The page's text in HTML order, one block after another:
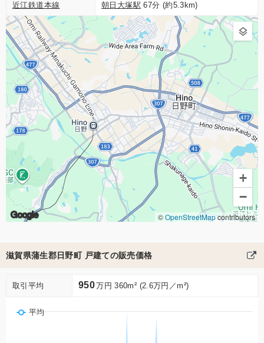
近江鉄道本線 朝日大塚駅 67分 (約5.3km)
Google
+
−
©OpenStreetMapcontributors
滋賀県蒲生郡日野町 戸建ての販売価格
取引平均 950万円 360m² (2.6万円／m²)
平均